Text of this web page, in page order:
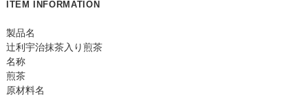
ITEM INFORMATION
製品名
辻利宇治抹茶入り煎茶
名称
煎茶
原材料名